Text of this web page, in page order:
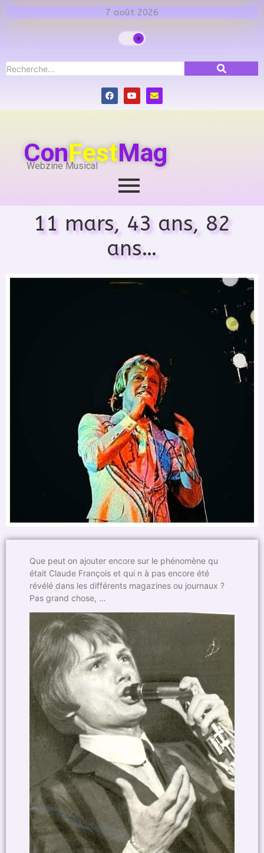
7 août 2026
ConFestMag
Webzine Musical
11 mars, 43 ans, 82
ans…
Que peut on ajouter encore sur le phénomène qu
était Claude François et qui n à pas encore été
révélé dans les différents magazines ou journaux ?
Pas grand chose, …